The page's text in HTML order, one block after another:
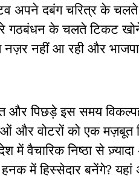
अपने दबंग चरित्र के चलते
गठबंधन के चलते टिकट
नहीं आ रही और
और पिछड़े इस समय
और वोटरों को एक मज़बूत
में वैचारिक निष्ठा से
हनक में हिस्सेदार बनेंगे?